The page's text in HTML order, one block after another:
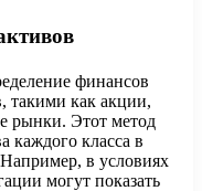
финансов
такими как акции,
рынки. Этот метод
каждого класса в
в условиях
могут показать